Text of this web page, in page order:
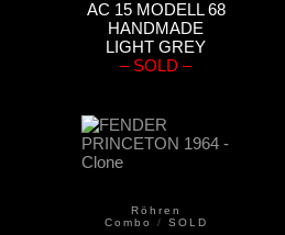
AC 15 MODELL 68
HANDMADE
LIGHT GREY
– SOLD –
Röhren
Combo
/ SOLD